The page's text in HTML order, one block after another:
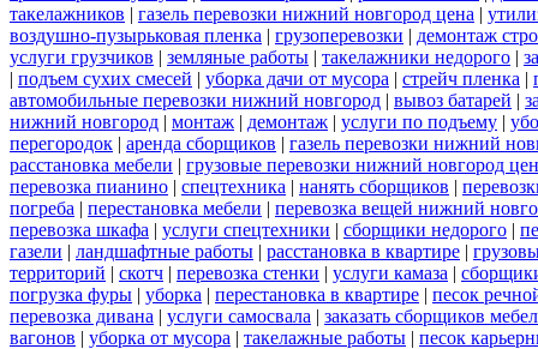
такелажников | газель перевозки нижний новгород цена |
воздушно-пузырьковая пленка | грузоперевозки | демонтаж
услуги грузчиков | земляные работы | такелажники недорого |
| подъем сухих смесей | уборка дачи от мусора | стрейч пленка |
автомобильные перевозки нижний новгород | вывоз батарей |
нижний новгород | монтаж | демонтаж | услуги по подъему |
перегородок | аренда сборщиков | газель перевозки нижний
расстановка мебели | грузовые перевозки нижний новгород
перевозка пианино | спецтехника | нанять сборщиков |
погреба | перестановка мебели | перевозка вещей нижний
перевозка шкафа | услуги спецтехники | сборщики недорого |
газели | ландшафтные работы | расстановка в квартире |
территорий | скотч | перевозка стенки | услуги камаза |
погрузка фуры | уборка | перестановка в квартире | песок
перевозка дивана | услуги самосвала | заказать сборщиков
вагонов | уборка от мусора | такелажные работы | песок